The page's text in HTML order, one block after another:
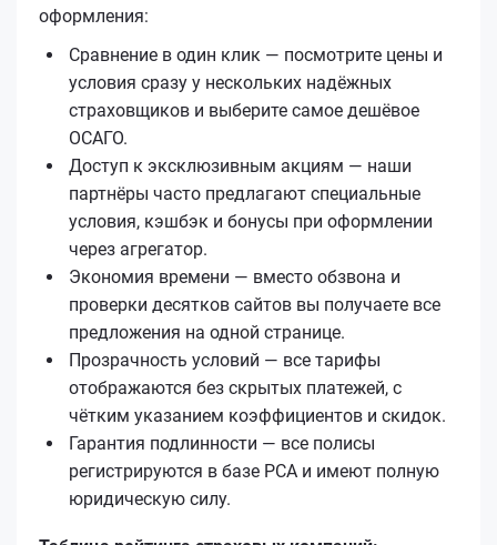
оформления:
Сравнение в один клик — посмотрите цены и
условия сразу у нескольких надёжных
страховщиков и выберите самое дешёвое
ОСАГО.
Доступ к эксклюзивным акциям — наши
партнёры часто предлагают специальные
условия, кэшбэк и бонусы при оформлении
через агрегатор.
Экономия времени — вместо обзвона и
проверки десятков сайтов вы получаете все
предложения на одной странице.
Прозрачность условий — все тарифы
отображаются без скрытых платежей, с
чётким указанием коэффициентов и скидок.
Гарантия подлинности — все полисы
регистрируются в базе РСА и имеют полную
юридическую силу.